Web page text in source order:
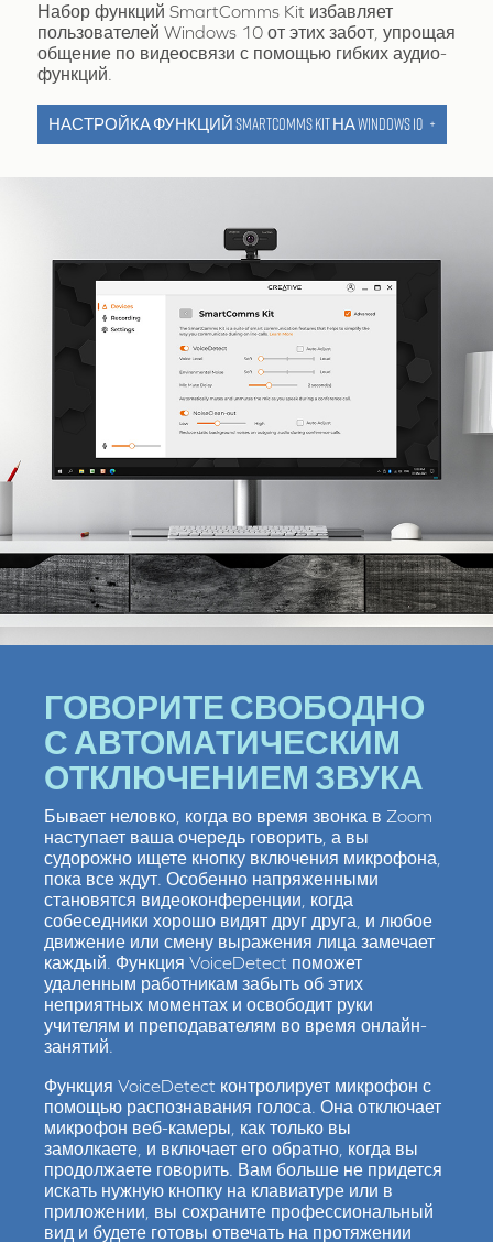
Набор функций SmartComms Kit избавляет
пользователей Windows 10 от этих забот, упрощая
общение по видеосвязи с помощью гибких аудио-
функций.
НАСТРОЙКА ФУНКЦИЙ SMARTCOMMS KIT НА WINDOWS 10
ГОВОРИТЕ СВОБОДНО
С АВТОМАТИЧЕСКИМ
ОТКЛЮЧЕНИЕМ ЗВУКА
Бывает неловко, когда во время звонка в Zoom
наступает ваша очередь говорить, а вы
судорожно ищете кнопку включения микрофона,
пока все ждут. Особенно напряженными
становятся видеоконференции, когда
собеседники хорошо видят друг друга, и любое
движение или смену выражения лица замечает
каждый. Функция VoiceDetect поможет
удаленным работникам забыть об этих
неприятных моментах и освободит руки
учителям и преподавателям во время онлайн-
занятий.
Функция VoiceDetect контролирует микрофон с
помощью распознавания голоса. Она отключает
микрофон веб-камеры, как только вы
замолкаете, и включает его обратно, когда вы
продолжаете говорить. Вам больше не придется
искать нужную кнопку на клавиатуре или в
приложении, вы сохраните профессиональный
вид и будете готовы отвечать на протяжении